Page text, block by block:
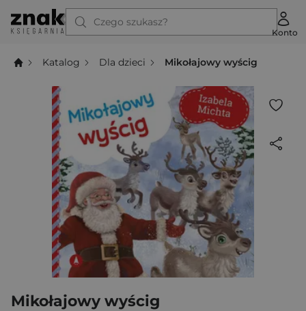
Czego szukasz?
Konto
Katalog Dla dzieci Mikołajowy wyścig
Mikołajowy wyścig